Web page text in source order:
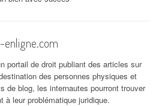
enligne.com
portail de droit publiant des articles sur
des personnes physiques et
de blog, les internautes pourront trouver
à leur problématique juridique.